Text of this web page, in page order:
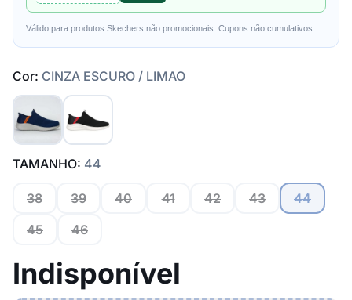
Válido para produtos Skechers não promocionais. Cupons não cumulativos.
Cor: CINZA ESCURO / LIMAO
TAMANHO: 44
38 39 40 41 42 43
44
45
46
Indisponível